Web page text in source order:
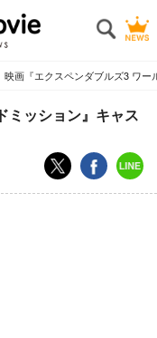
映画『エクスペンダブルズ3 ワ
ミッション』キャス